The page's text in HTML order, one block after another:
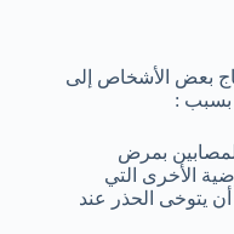
بعض الأشخاص إلى
بسبب :
بمرض
الأخرى التي
يتوخى الحذر عند